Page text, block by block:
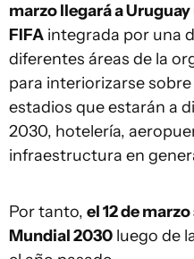
marzo llegará a
FIFA integrada por una
diferentes áreas de la
para interiorizarse
estadios que estarán a
2030, hotelería,
infraestructura en
Por tanto, el 12 de
Mundial 2030 luego de